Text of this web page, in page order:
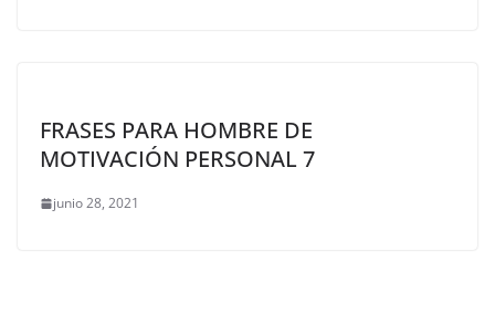
FRASES PARA HOMBRE DE
MOTIVACIÓN PERSONAL 7
junio 28, 2021